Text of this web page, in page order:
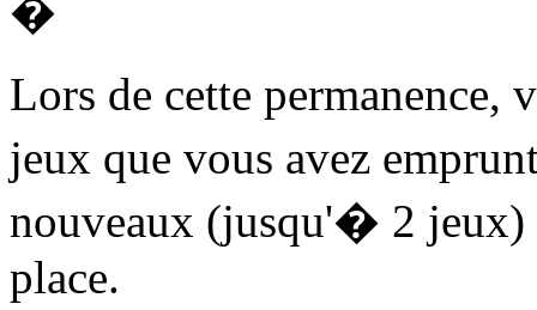
�
Lors de cette
jeux que vous avez
nouveaux (jusqu'� 2
place.